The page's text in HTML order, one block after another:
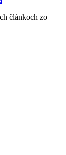
článkoch zo